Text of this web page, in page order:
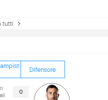
Difensore
0